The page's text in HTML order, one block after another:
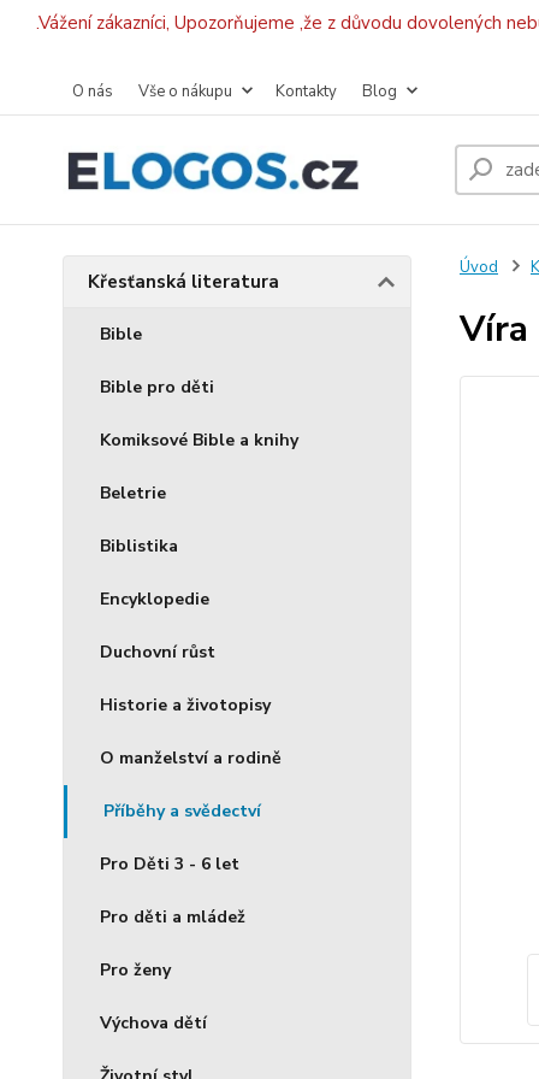
.Vážení zákazníci, Upozorňujeme ,že z důvodu dovolených
O nás Vše o nákupu Kontakty Blog
Křesťanská literatura
Bible
Bible pro děti
Komiksové Bible a knihy
Beletrie
Biblistika
Encyklopedie
Duchovní růst
Historie a životopisy
O manželství a rodině
Příběhy a svědectví
Pro Děti 3 - 6 let
Pro děti a mládež
Pro ženy
Výchova dětí
Úvod
Víra